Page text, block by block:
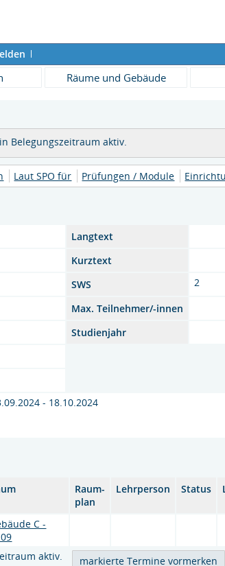
Räume und Gebäude
Belegungszeitraum aktiv.
Laut SPO für Prüfungen / Module
Langtext
Kurztext
SWS
2
Max. Teilnehmer/-innen
Studienjahr
- 18.10.2024
Raum-
plan
Lehrperson Status
C -
aktiv.